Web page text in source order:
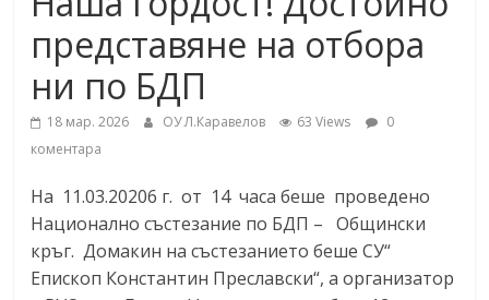
представяне на отбора
ни по БДП
18 мар. 2026 ОУ Л.Каравелов 63 Views
0
коментара
На 11.03.20206 г. от 14 часа беше проведено
Национално състезание по БДП – Общински
кръг. Домакин на състезанието беше СУ“
Епископ Константин Преславски“, а организатор